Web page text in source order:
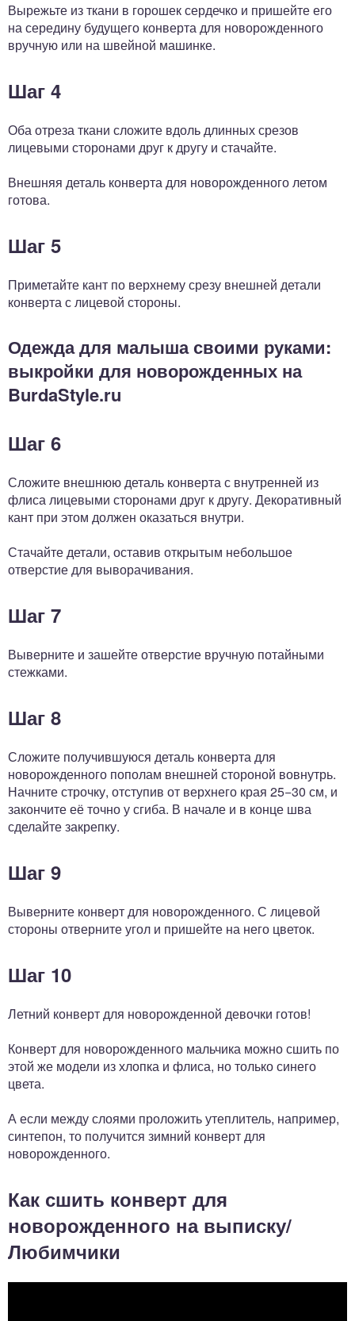
Вырежьте из ткани в горошек сердечко и пришейте его
на середину будущего конверта для новорожденного
вручную или на швейной машинке.
Шаг 4
Оба отреза ткани сложите вдоль длинных срезов
лицевыми сторонами друг к другу и стачайте.
Внешняя деталь конверта для новорожденного летом
готова.
Шаг 5
Приметайте кант по верхнему срезу внешней детали
конверта с лицевой стороны.
Одежда для малыша своими руками:
выкройки для новорожденных на
BurdaStyle.ru
Шаг 6
Сложите внешнюю деталь конверта с внутренней из
флиса лицевыми сторонами друг к другу. Декоративный
кант при этом должен оказаться внутри.
Стачайте детали, оставив открытым небольшое
отверстие для выворачивания.
Шаг 7
Выверните и зашейте отверстие вручную потайными
стежками.
Шаг 8
Сложите получившуюся деталь конверта для
новорожденного пополам внешней стороной вовнутрь.
Начните строчку, отступив от верхнего края 25−30 см, и
закончите её точно у сгиба. В начале и в конце шва
сделайте закрепку.
Шаг 9
Выверните конверт для новорожденного. С лицевой
стороны отверните угол и пришейте на него цветок.
Шаг 10
Летний конверт для новорожденной девочки готов!
Конверт для новорожденного мальчика можно сшить по
этой же модели из хлопка и флиса, но только синего
цвета.
А если между слоями проложить утеплитель, например,
синтепон, то получится зимний конверт для
новорожденного.
Как сшить конверт для
новорожденного на выписку/
Любимчики